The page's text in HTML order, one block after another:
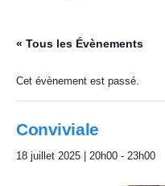
« Tous les Évènements
Cet évènement est passé.
Conviviale
18 juillet 2025 | 20h00 - 23h00